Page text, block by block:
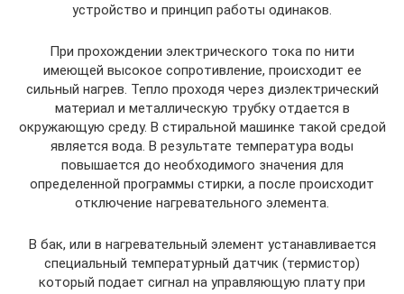
устройство и принцип работы одинаков.
При прохождении электрического тока по нити
имеющей высокое сопротивление, происходит ее
сильный нагрев. Тепло проходя через диэлектрический
материал и металлическую трубку отдается в
окружающую среду. В стиральной машинке такой средой
является вода. В результате температура воды
повышается до необходимого значения для
определенной программы стирки, а после происходит
отключение нагревательного элемента.
В бак, или в нагревательный элемент устанавливается
специальный температурный датчик (термистор)
который подает сигнал на управляющую плату при